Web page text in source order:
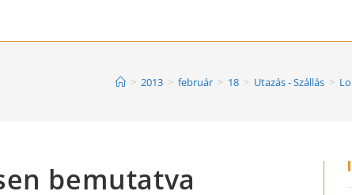
> 2013 > február > 18 > Utazás - Szállás >
bemutatva